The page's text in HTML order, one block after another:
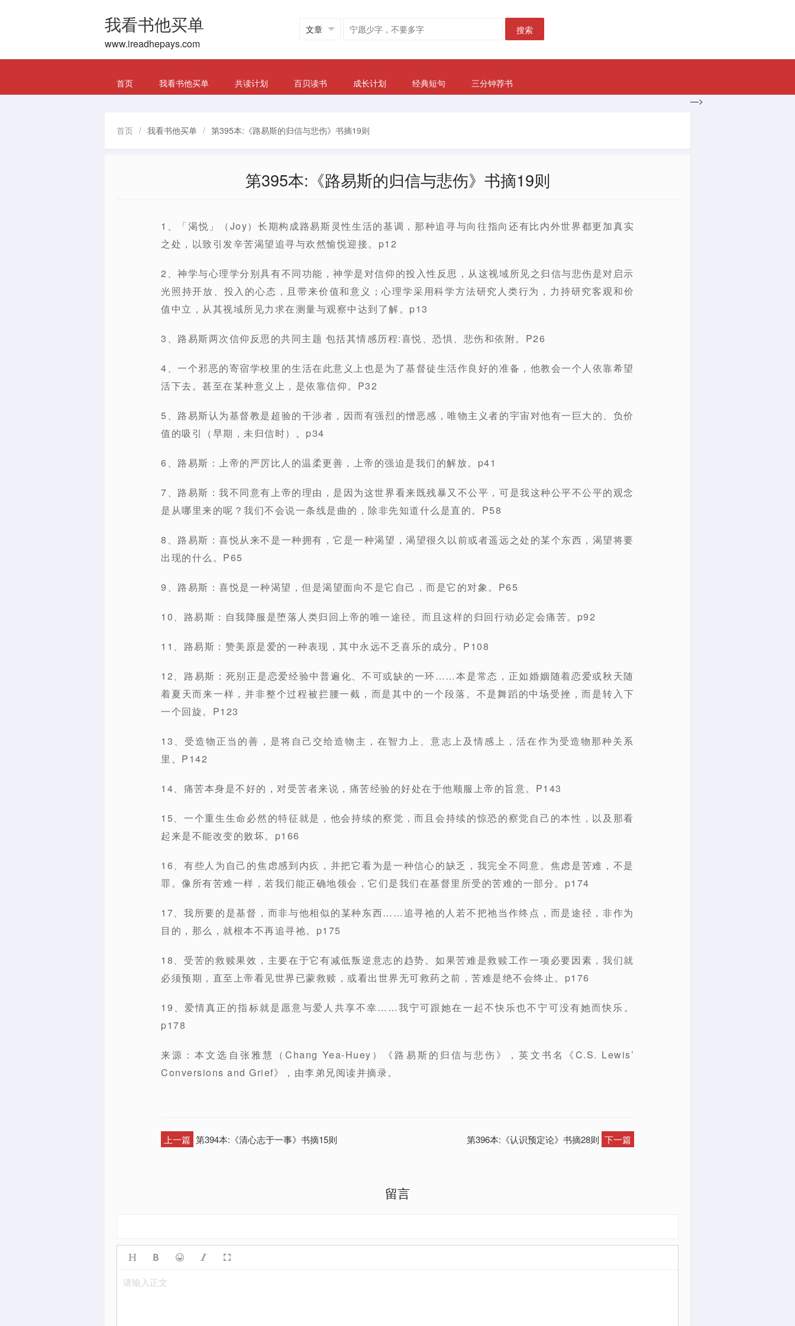
我看书他买单
www.ireadhepays.com
搜索
首页 我看书他买单 共读计划 百贝读书 成长计划 经典短句
三分钟荐书
—>
首页 / 我看书他买单 / 第395本:《路易斯的归信与悲伤》书摘19则
第395本:《路易斯的归信与悲伤》书摘19则
1、「渴悦」（Joy）长期构成路易斯灵性生活的基调，那种追寻与向往指向还有比内外世界都更加真实
之处，以致引发辛苦渴望追寻与欢然愉悦迎接。p12
2、神学与心理学分别具有不同功能，神学是对信仰的投入性反思，从这视域所见之归信与悲伤是对启示
光照持开放、投入的心态，且带来价值和意义；心理学采用科学方法研究人类行为，力持研究客观和价
值中立，从其视域所见力求在测量与观察中达到了解。p13
3、路易斯两次信仰反思的共同主题 包括其情感历程:喜悦、恐惧、悲伤和依附。P26
4、一个邪恶的寄宿学校里的生活在此意义上也是为了基督徒生活作良好的准备，他教会一个人依靠希望
活下去。甚至在某种意义上，是依靠信仰。P32
5、路易斯认为基督教是超验的干涉者，因而有强烈的憎恶感，唯物主义者的宇宙对他有一巨大的、负价
值的吸引（早期，未归信时）。p34
6、路易斯：上帝的严厉比人的温柔更善，上帝的强迫是我们的解放。p41
7、路易斯：我不同意有上帝的理由，是因为这世界看来既残暴又不公平，可是我这种公平不公平的观念
是从哪里来的呢？我们不会说一条线是曲的，除非先知道什么是直的。P58
8、路易斯：喜悦从来不是一种拥有，它是一种渴望，渴望很久以前或者遥远之处的某个东西，渴望将要
出现的什么。P65
9、路易斯：喜悦是一种渴望，但是渴望面向不是它自己，而是它的对象。P65
10、路易斯：自我降服是堕落人类归回上帝的唯一途径。而且这样的归回行动必定会痛苦。p92
11、路易斯：赞美原是爱的一种表现，其中永远不乏喜乐的成分。P108
12、路易斯：死别正是恋爱经验中普遍化、不可或缺的一环……本是常态，正如婚姻随着恋爱或秋天随
着夏天而来一样，并非整个过程被拦腰一截，而是其中的一个段落。不是舞蹈的中场受挫，而是转入下
一个回旋。P123
13、受造物正当的善，是将自己交给造物主，在智力上、意志上及情感上，活在作为受造物那种关系
里。P142
14、痛苦本身是不好的，对受苦者来说，痛苦经验的好处在于他顺服上帝的旨意。P143
15、一个重生生命必然的特征就是，他会持续的察觉，而且会持续的惊恐的察觉自己的本性，以及那看
起来是不能改变的败坏。p166
16、有些人为自己的焦虑感到内疚，并把它看为是一种信心的缺乏，我完全不同意。焦虑是苦难，不是
罪。像所有苦难一样，若我们能正确地领会，它们是我们在基督里所受的苦难的一部分。p174
17、我所要的是基督，而非与他相似的某种东西……追寻祂的人若不把祂当作终点，而是途径，非作为
目的，那么，就根本不再追寻祂。p175
18、受苦的救赎果效，主要在于它有减低叛逆意志的趋势。如果苦难是救赎工作一项必要因素，我们就
必须预期，直至上帝看见世界已蒙救赎，或看出世界无可救药之前，苦难是绝不会终止。p176
19、爱情真正的指标就是愿意与爱人共享不幸……我宁可跟她在一起不快乐也不宁可没有她而快乐。
p178
来源：本文选自张雅慧（Chang Yea-Huey）《路易斯的归信与悲伤》，英文书名《C.S. Lewis’
Conversions and Grief》，由李弟兄阅读并摘录。
上一篇 第394本:《清心志于一事》书摘15则 第396本:《认识预定论》书摘28则 下一篇
留言
请输入正文